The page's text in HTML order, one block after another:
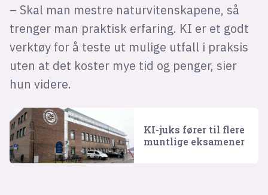
– Skal man mestre naturvitenskapene, så
trenger man praktisk erfaring. KI er et godt
verktøy for å teste ut mulige utfall i praksis
uten at det koster mye tid og penger, sier
hun videre.
KI-juks fører til flere
muntlige eksamener